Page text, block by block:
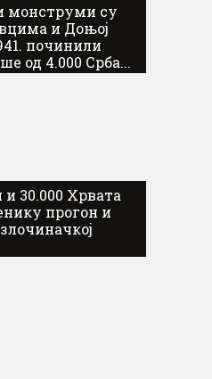
монструми су
и Доњој
починили
од 4.000 Срба...
30.000 Хрвата
прогон и